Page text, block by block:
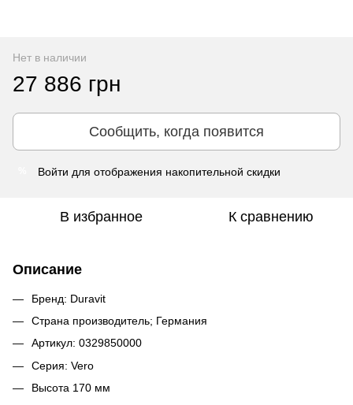
Нет в наличии
27 886 грн
Сообщить, когда появится
Войти для отображения накопительной скидки
В избранное К сравнению
Описание
Бренд: Duravit
Страна производитель; Германия
Артикул: 0329850000
Серия: Vero
Высота 170 мм